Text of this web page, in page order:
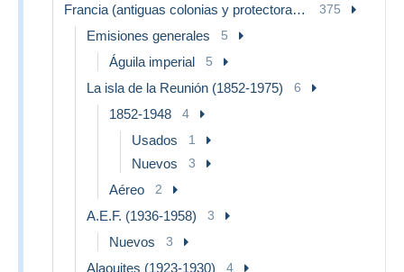
Francia (antiguas colonias y protectorados) 375
Emisiones generales 5
Águila imperial 5
La isla de la Reunión (1852-1975) 6
1852-1948 4
Usados 1
Nuevos 3
Aéreo 2
A.E.F. (1936-1958) 3
Nuevos 3
Alaouites (1923-1930) 4